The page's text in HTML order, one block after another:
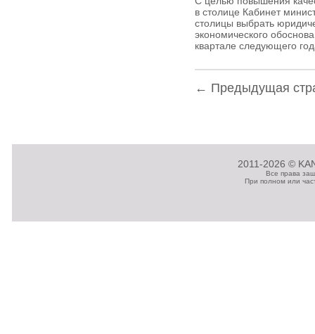
в столице Кабинет
столицы выбрать
экономического
квартале следующего
← Предыдущая
2011-2026 ©
Все права
При полном или